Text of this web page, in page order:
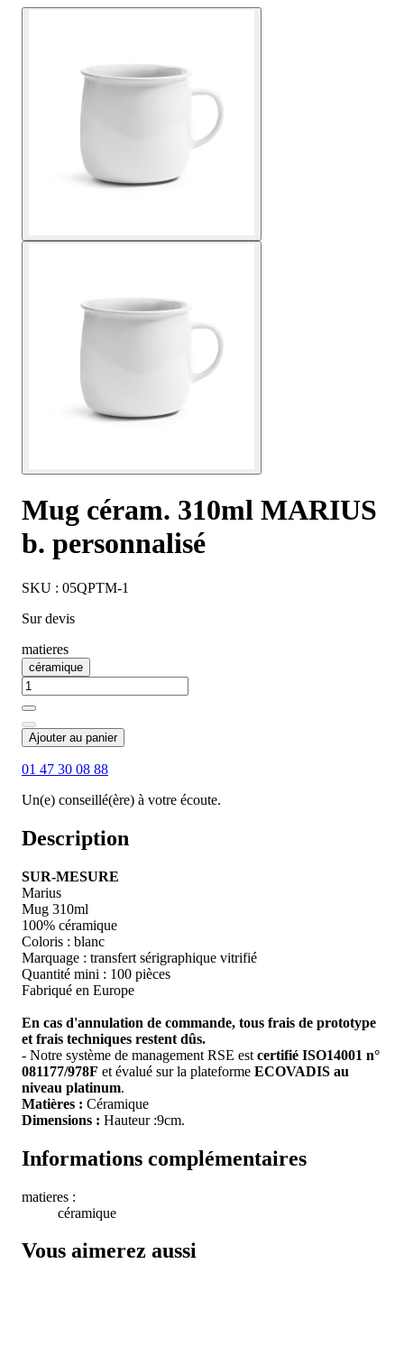
Mug céram. 310ml MARIUS
b. personnalisé
SKU : 05QPTM-1
Sur devis
matieres
céramique
Ajouter au panier
01 47 30 08 88
Un(e) conseillé(ère) à votre écoute.
Description
SUR-MESURE
Marius
Mug 310ml
100% céramique
Coloris : blanc
Marquage : transfert sérigraphique vitrifié
Quantité mini : 100 pièces
Fabriqué en Europe
En cas d'annulation de commande, tous frais de prototype
et frais techniques restent dûs.
- Notre système de management RSE est certifié ISO14001 n°
081177/978F et évalué sur la plateforme ECOVADIS au
niveau platinum.
Matières : Céramique
Dimensions : Hauteur :9cm.
Informations complémentaires
matieres :
céramique
Vous aimerez aussi